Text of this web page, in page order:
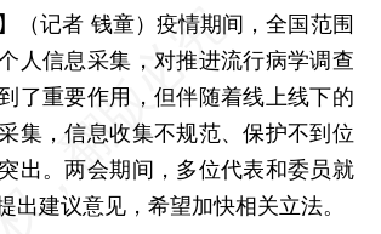
（记者 钱童） 疫情期间，全国范围
人信息采集，对推进流行病学调查
了重要作用，但伴随着线上线下的
集，信息收集不规范、保护不到位
出。两会期间，多位代表和委员就
出建议意见，希望加快相关立法。